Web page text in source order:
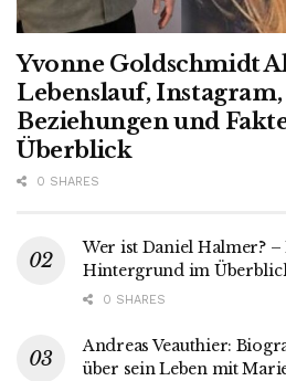
Yvonne Goldschmidt
Lebenslauf, Instagram,
Beziehungen und
Überblick
0 SHARES
Wer ist Daniel Halmer?
Hintergrund im
0 SHARES
Andreas Veauthier:
über sein Leben mit